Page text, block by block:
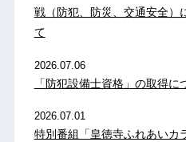
戦（防犯、防災、交通安全）
て
2026.07.06
「防犯設備士資格」の取得に
2026.07.01
特別番組「皇徳寺ふれあいカ